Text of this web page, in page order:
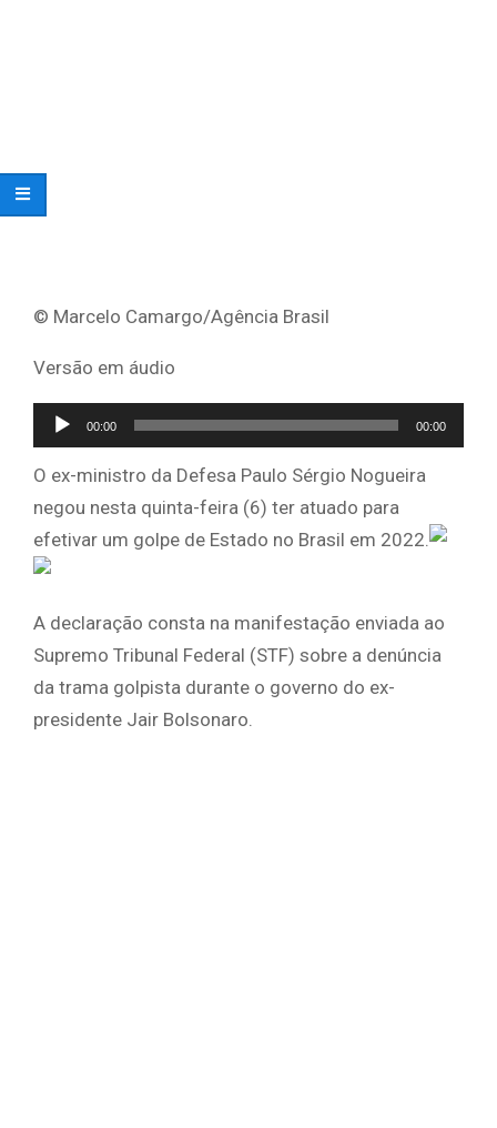
© Marcelo Camargo/Agência Brasil
Versão em áudio
Tocador
de
áudio
00:00 00:00
O ex-ministro da Defesa Paulo Sérgio Nogueira
negou nesta quinta-feira (6) ter atuado para
efetivar um golpe de Estado no Brasil em 2022.
A declaração consta na manifestação enviada ao
Supremo Tribunal Federal (STF) sobre a denúncia
da trama golpista durante o governo do ex-
presidente Jair Bolsonaro.